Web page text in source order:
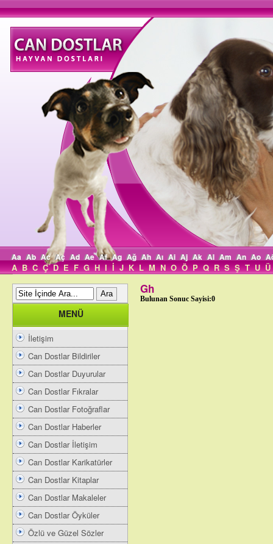
Aa Ab Ac Aç Ad Ae Af Ag Ağ Ah Aı Ai Aj Ak Al Am An Ao
A B C Ç D E F G H I İ J K L M N O Ö P Q R S Ş T U Ü
MENÜ
İletişim
Can Dostlar Bildiriler
Can Dostlar Duyurular
Can Dostlar Fıkralar
Can Dostlar Fotoğraflar
Can Dostlar Haberler
Can Dostlar İletişim
Can Dostlar Karikatürler
Can Dostlar Kitaplar
Can Dostlar Makaleler
Can Dostlar Öyküler
Özlü ve Güzel Sözler
Gh
Bulunan Sonuc Sayisi:0